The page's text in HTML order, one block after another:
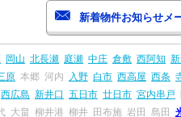
岡山 北長瀬 庭瀬 中庄 倉敷 西阿知
原 本郷 河内 入野 白市 西高屋 西条
西広島 新井口 五日市 廿日市 宮内串戸
大畠 柳井港 柳井 田布施 岩田 島田